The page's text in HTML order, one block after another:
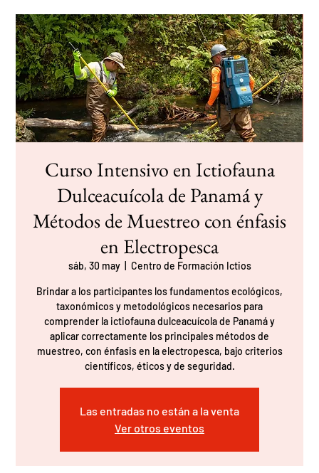
Curso Intensivo en Ictiofauna
Dulceacuícola de Panamá y
Métodos de Muestreo con énfasis
en Electropesca
sáb, 30 may
  |
Centro de Formación Ictios
Brindar a los participantes los fundamentos ecológicos,
taxonómicos y metodológicos necesarios para
comprender la ictiofauna dulceacuícola de Panamá y
aplicar correctamente los principales métodos de
muestreo, con énfasis en la electropesca, bajo criterios
científicos, éticos y de seguridad.
Las entradas no están a la venta
Ver otros eventos